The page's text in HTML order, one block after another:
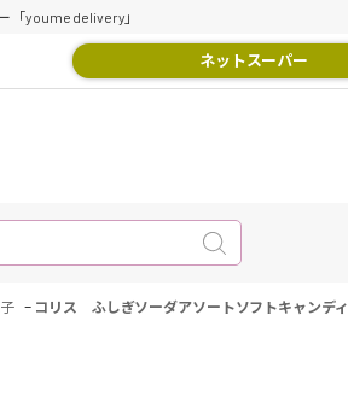
「youme delivery」
ネットスーパー
- コリス ふしぎソーダアソートソフトキャンデ